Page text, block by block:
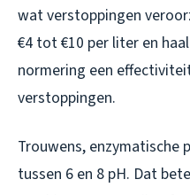
wat verstoppingen
€4 tot €10 per liter en
normering een
verstoppingen.
Trouwens, enzymatische
tussen 6 en 8 pH. Dat